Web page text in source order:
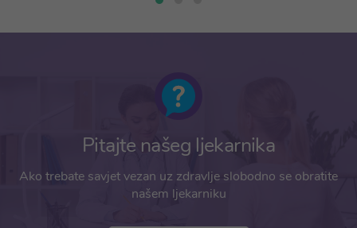
Pitajte našeg ljekarnika
Ako trebate savjet vezan uz zdravlje slobodno se obratite
našem ljekarniku